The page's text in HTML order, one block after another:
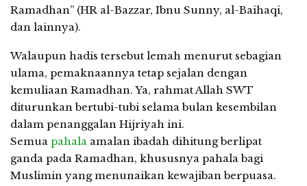
Ramadhan” (HR al-Bazzar, Ibnu Sunny, al-Baihaqi,
dan lainnya).
Walaupun hadis tersebut lemah menurut sebagian
ulama, pemaknaannya tetap sejalan dengan
kemuliaan Ramadhan. Ya, rahmat Allah SWT
diturunkan bertubi-tubi selama bulan kesembilan
dalam penanggalan Hijriyah ini.
Semua pahala amalan ibadah dihitung berlipat
ganda pada Ramadhan, khususnya pahala bagi
Muslimin yang menunaikan kewajiban berpuasa.